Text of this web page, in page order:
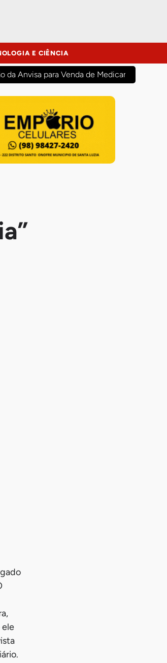
E CIÊNCIA
da Anvisa para Venda de Medicamentos na
ele